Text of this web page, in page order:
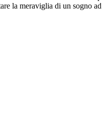
la meraviglia di un sogno